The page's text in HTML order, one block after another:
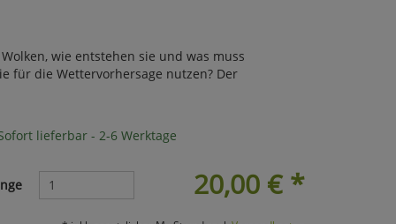
wie entstehen sie und was muss
für die Wettervorhersage nutzen? Der
lieferbar - 2-6 Werktage
20,00 €*